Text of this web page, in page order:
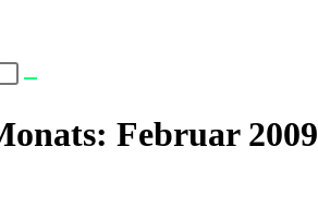
Februar 2009